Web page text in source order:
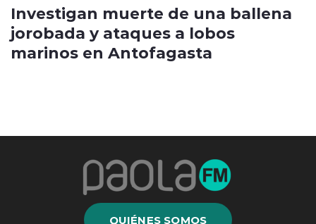
Investigan muerte de una ballena
jorobada y ataques a lobos
marinos en Antofagasta
QUIÉNES SOMOS